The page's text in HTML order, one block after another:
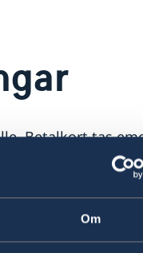
Om
Betalkort tas
blivit allt
med Western
och eventuellt
Utanför